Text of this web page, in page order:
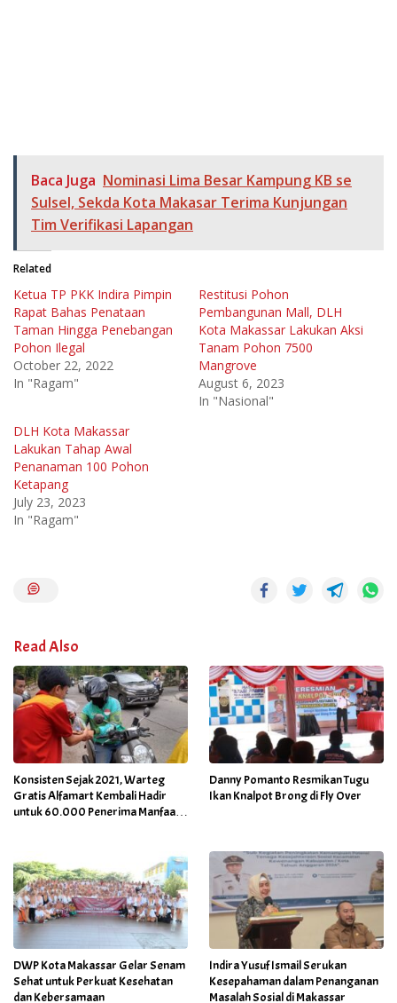
Baca Juga Nominasi Lima Besar Kampung KB se
Sulsel, Sekda Kota Makasar Terima Kunjungan
Tim Verifikasi Lapangan
Related
Ketua TP PKK Indira Pimpin
Rapat Bahas Penataan
Taman Hingga Penebangan
Pohon Ilegal
October 22, 2022
In "Ragam"
Restitusi Pohon
Pembangunan Mall, DLH
Kota Makassar Lakukan Aksi
Tanam Pohon 7500
Mangrove
August 6, 2023
In "Nasional"
DLH Kota Makassar
Lakukan Tahap Awal
Penanaman 100 Pohon
Ketapang
July 23, 2023
In "Ragam"
Read Also
Konsisten Sejak 2021, Warteg
Gratis Alfamart Kembali Hadir
untuk 60.000 Penerima Manfaat
Danny Pomanto Resmikan Tugu
Ikan Knalpot Brong di Fly Over
DWP Kota Makassar Gelar Senam
Sehat untuk Perkuat Kesehatan
dan Kebersamaan
Indira Yusuf Ismail Serukan
Kesepahaman dalam Penanganan
Masalah Sosial di Makassar